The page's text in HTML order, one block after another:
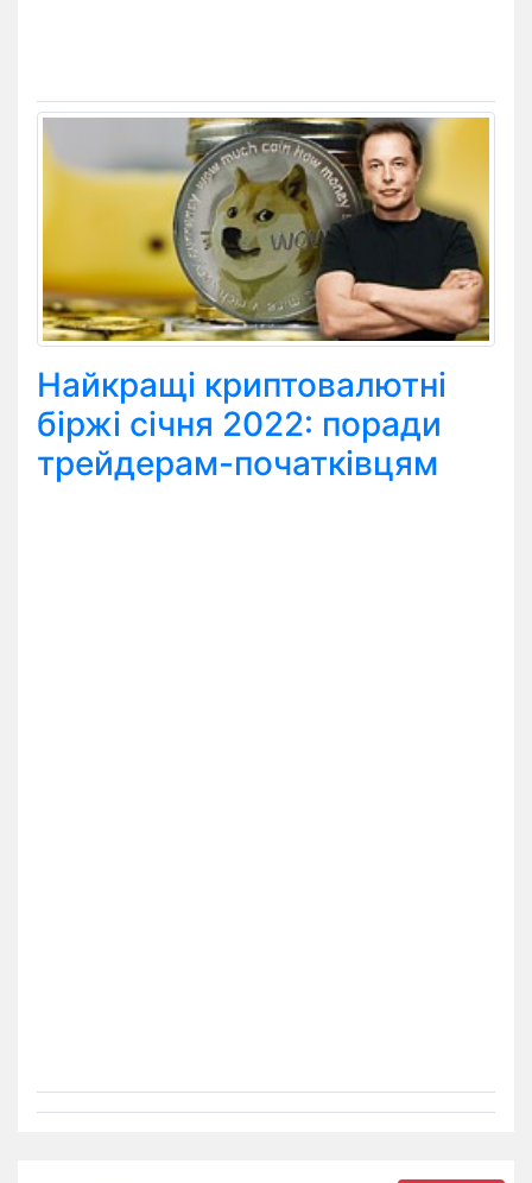
Найкращі криптовалютні
біржі січня 2022: поради
трейдерам-початківцям